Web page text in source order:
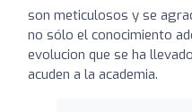
son meticulosos y se
no sólo el conocimiento
evolucion que se ha
acuden a la academia.